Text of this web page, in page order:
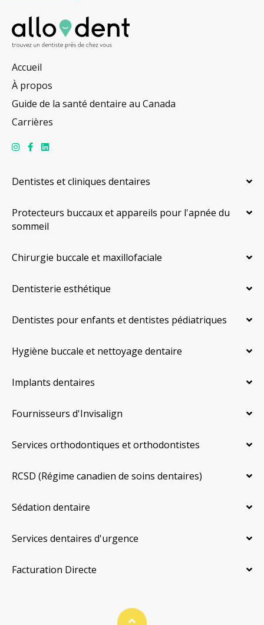
Accueil
À propos
Guide de la santé dentaire au Canada
Carrières
Dentistes et cliniques dentaires
Protecteurs buccaux et appareils pour l'apnée du
sommeil
Chirurgie buccale et maxillofaciale
Dentisterie esthétique
Dentistes pour enfants et dentistes pédiatriques
Hygiène buccale et nettoyage dentaire
Implants dentaires
Fournisseurs d'Invisalign
Services orthodontiques et orthodontistes
RCSD (Régime canadien de soins dentaires)
Sédation dentaire
Services dentaires d'urgence
Facturation Directe
Haut de page